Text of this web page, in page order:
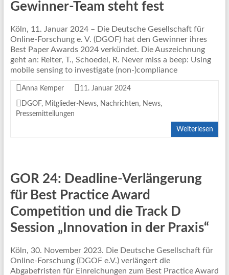
Gewinner-Team steht fest
Köln, 11. Januar 2024 – Die Deutsche Gesellschaft für
Online-Forschung e. V. (DGOF) hat den Gewinner ihres
Best Paper Awards 2024 verkündet. Die Auszeichnung
geht an: Reiter, T., Schoedel, R. Never miss a beep: Using
mobile sensing to investigate (non-)compliance
Anna Kemper 11. Januar 2024
DGOF, Mitglieder-News, Nachrichten, News,
Pressemitteilungen
Weiterlesen
GOR 24: Deadline-Verlängerung
für Best Practice Award
Competition und die Track D
Session „Innovation in der Praxis“
Köln, 30. November 2023. Die Deutsche Gesellschaft für
Online-Forschung (DGOF e.V.) verlängert die
Abgabefristen für Einreichungen zum Best Practice Award